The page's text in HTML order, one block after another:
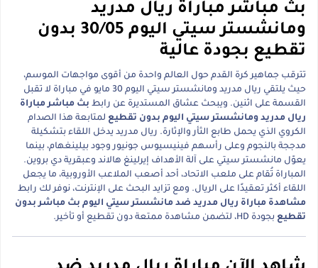
بث مباشر مباراة ريال مدريد
ومانشستر سيتي اليوم 30/05 بدون
تقطيع بجودة عالية
تترقب جماهير كرة القدم حول العالم واحدة من أقوى مواجهات الموسم،
حيث يلتقي ريال مدريد ومانشستر سيتي اليوم 30 مايو في مباراة لا تقبل
القسمة على اثنين. ويبحث عشاق المستديرة عن رابط بث مباشر مباراة
ريال مدريد ومانشستر سيتي اليوم بدون تقطيع لمتابعة هذا الصدام
الكروي الذي يحمل طابع الثأر والإثارة. ريال مدريد يدخل اللقاء بتشكيلة
مدججة بالنجوم وعلى رأسهم فينيسيوس جونيور وجود بيلينغهام، بينما
يعوّل مانشستر سيتي على آلة الأهداف إيرلينغ هالاند وعبقرية دي بروين.
المباراة تُقام على ملعب الاتحاد، أحد أصعب الملاعب الأوروبية، ما يجعل
اللقاء أكثر تعقيدًا على الريال. ومع تزايد البحث على الإنترنت، نوفر لك رابط
مشاهدة مباراة ريال مدريد ضد مانشستر سيتي اليوم بث مباشر بدون
تقطيع بجودة HD، لتضمن مشاهدة ممتعة دون تقطيع أو تأخير.